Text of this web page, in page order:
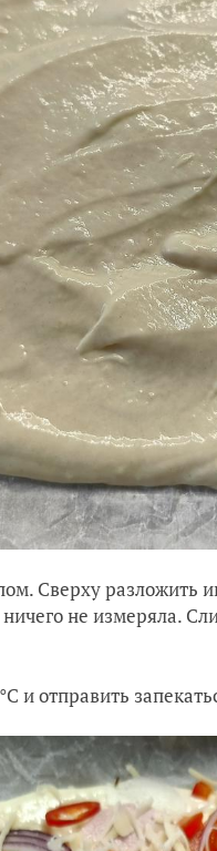
Сверху разложить
не измеряла.
и отправить